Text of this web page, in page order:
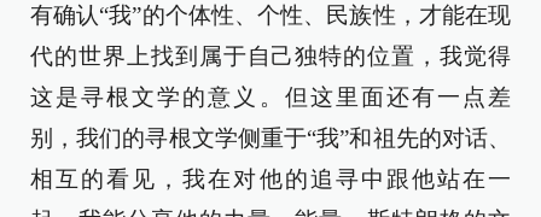
有确认“我”的个体性、个性、民族性，才能在现
代的世界上找到属于自己独特的位置，我觉得
这是寻根文学的意义。但这里面还有一点差
别，我们的寻根文学侧重于“我”和祖先的对话、
相互的看见，我在对他的追寻中跟他站在一